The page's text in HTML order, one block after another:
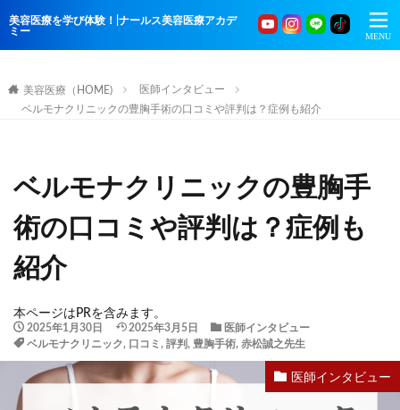
美容医療を学び体験！|ナールス美容医療アカデ
ミー
美容医療（HOME)
医師インタビュー
ベルモナクリニックの豊胸手術の口コミや評判は？症例も紹介
ベルモナクリニックの豊胸手
術の口コミや評判は？症例も
紹介
本ページはPRを含みます。
2025年1月30日 2025年3月5日
医師インタビュー
ベルモナクリニック, 口コミ , 評判, 豊胸手術, 赤松誠之先生
医師インタビュー